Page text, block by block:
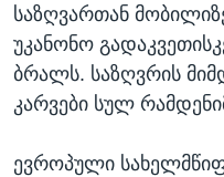
ᲒᲐᲚᲘᲚᲔᲝ
ᲓᲔᲖᲘᲜᲤᲝᲠᲛᲐᲪᲘᲐ
ენები
საზღვართან
უკანონო
ბრალს. საზღვრის
კარვები სულ
ევროპული